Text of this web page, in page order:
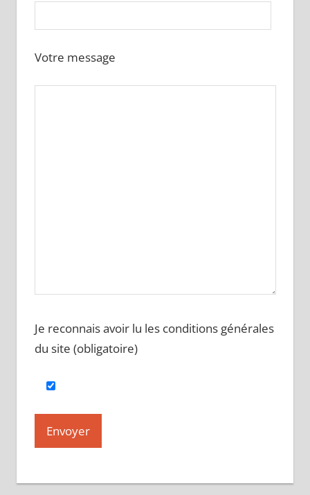
Votre message
Je reconnais avoir lu les conditions générales
du site (obligatoire)